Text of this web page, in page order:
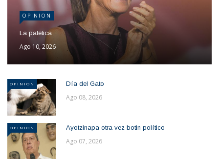
OPINION
La patética
Ago 10, 2026
OPINION Día del Gato
Ago 08, 2026
OPINION Ayotzinapa otra vez botin político
Ago 07, 2026